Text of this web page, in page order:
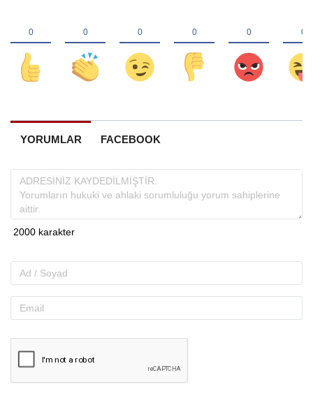
YORUMLAR FACEBOOK